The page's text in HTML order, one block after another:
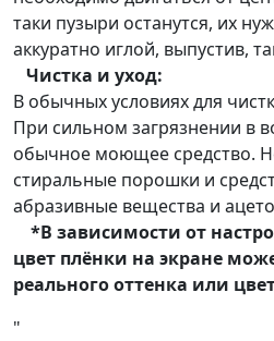
таки пузыри останутся, их
аккуратно иглой, выпустив,
Чистка и уход:
В обычных условиях для
При сильном загрязнении в
обычное моющее средство.
стиральные порошки и
абразивные вещества и
*В зависимости от
цвет плёнки на экране
реального оттенка или
"